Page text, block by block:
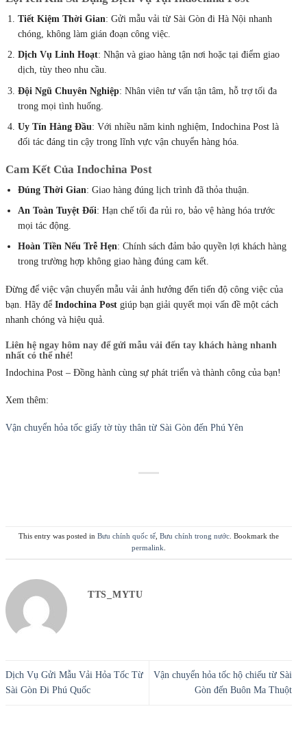
Tiết Kiệm Thời Gian: Gửi mẫu vải từ Sài Gòn đi Hà Nội nhanh
chóng, không làm gián đoạn công việc.
Dịch Vụ Linh Hoạt: Nhận và giao hàng tận nơi hoặc tại điểm giao
dịch, tùy theo nhu cầu.
Đội Ngũ Chuyên Nghiệp: Nhân viên tư vấn tận tâm, hỗ trợ tối đa
trong mọi tình huống.
Uy Tín Hàng Đầu: Với nhiều năm kinh nghiệm, Indochina Post là
đối tác đáng tin cậy trong lĩnh vực vận chuyển hàng hóa.
Cam Kết Của Indochina Post
Đúng Thời Gian: Giao hàng đúng lịch trình đã thỏa thuận.
An Toàn Tuyệt Đối: Hạn chế tối đa rủi ro, bảo vệ hàng hóa trước
mọi tác động.
Hoàn Tiền Nếu Trễ Hẹn: Chính sách đảm bảo quyền lợi khách hàng
trong trường hợp không giao hàng đúng cam kết.
Đừng để việc vận chuyển mẫu vải ảnh hưởng đến tiến độ công việc của
bạn. Hãy để Indochina Post giúp bạn giải quyết mọi vấn đề một cách
nhanh chóng và hiệu quả.
Liên hệ ngay hôm nay để gửi mẫu vải đến tay khách hàng nhanh
nhất có thể nhé!
Indochina Post – Đồng hành cùng sự phát triển và thành công của bạn!
Xem thêm:
Vận chuyển hỏa tốc giấy tờ tùy thân từ Sài Gòn đến Phú Yên
This entry was posted in Bưu chính quốc tế, Bưu chính trong nước. Bookmark the
permalink.
TTS_MYTU
Dịch Vụ Gửi Mẫu Vải Hỏa Tốc Từ
Sài Gòn Đi Phú Quốc
Vận chuyển hỏa tốc hộ chiếu từ Sài
Gòn đến Buôn Ma Thuột